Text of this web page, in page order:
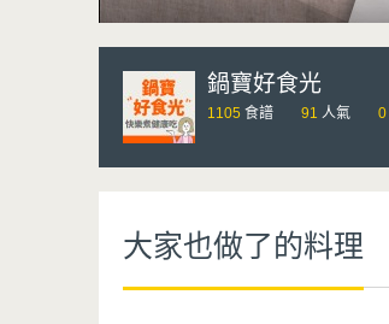
鍋寶好食光
1105 食譜 91 人氣 0
大家也做了的料理